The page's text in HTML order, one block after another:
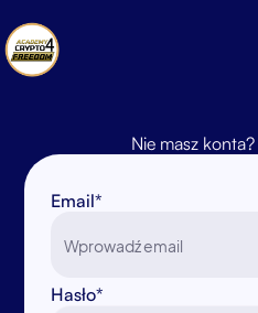
Nie masz konta?
Email*
Hasło*